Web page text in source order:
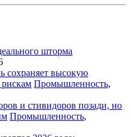
шторма
сохраняет высокую
Промышленность,
и стивидоров позади, но
Промышленность,